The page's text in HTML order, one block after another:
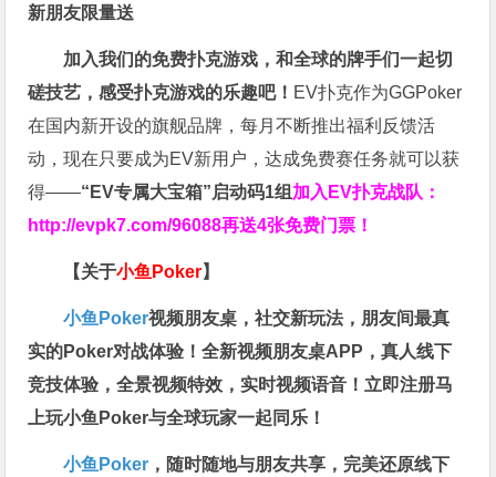
新朋友限量送
加入我们的免费扑克游戏，和全球的牌手们一起切
磋技艺，感受扑克游戏的乐趣吧！ EV扑克作为GGPoker
在国内新开设的旗舰品牌，每月不断推出福利反馈活
动，现在只要成为EV新用户，达成免费赛任务就可以获
得——“EV专属大宝箱”启动码1组 加入EV扑克战队：
http://evpk7.com/96088再送4张免费门票！
【关于小鱼Poker】
小鱼Poker视频朋友桌，社交新玩法，朋友间最真
实的Poker对战体验！全新视频朋友桌APP，真人线下
竞技体验，全景视频特效，实时视频语音！立即注册马
上玩小鱼Poker与全球玩家一起同乐！
小鱼Poker ，随时随地与朋友共享，完美还原线下